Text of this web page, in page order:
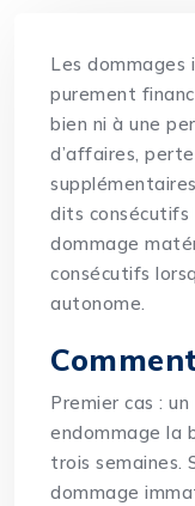
Les dommages
purement
bien ni à une
d’affaires,
dits consécutifs
dommage
consécutifs
autonome.
Premier cas :
endommage la
trois semaines.
dommage